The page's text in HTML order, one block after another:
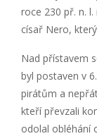
roce 230 př. n.
císař Nero,
Nad přístavem
byl postaven v
pirátům a
kteří převzali
odolal obléhání